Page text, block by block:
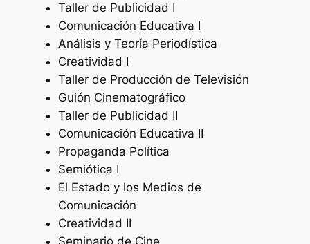
Taller de Publicidad I
Comunicación Educativa I
Análisis y Teoría Periodística
Creatividad I
Taller de Producción de Televisión
Guión Cinematográfico
Taller de Publicidad II
Comunicación Educativa II
Propaganda Política
Semiótica I
El Estado y los Medios de
Comunicación
Creatividad II